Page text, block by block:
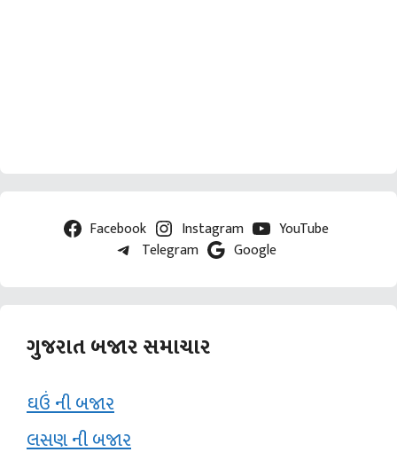
Facebook Instagram
YouTube
Telegram
Google
ગુજરાત બજાર સમાચાર
ઘઉં ની બજાર
લસણ ની બજાર